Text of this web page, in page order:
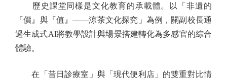
歷史課堂同樣是文化教育的承載體。以「非遺的
『價』與『值』——涼茶文化探究」為例，關副校長通
過生成式AI將教學設計與場景搭建轉化為多感官的綜合
體驗。
在「昔日診療室」與「現代便利店」的雙重對比情